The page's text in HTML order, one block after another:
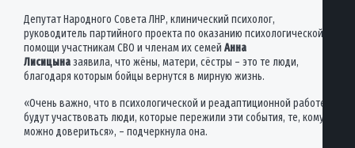
Депутат Народного Совета ЛНР, клинический психолог,
руководитель партийного проекта по оказанию психологической
помощи участникам СВО и членам их семей Анна
Лисицыназаявила, что жёны, матери, сёстры – это те люди,
благодаря которым бойцы вернутся в мирную жизнь.
«Очень важно, что в психологической и реадаптиционной работе
будут участвовать люди, которые пережили эти события, те, кому
можно довериться», – подчеркнула она.